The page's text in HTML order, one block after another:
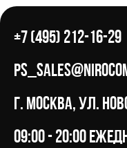
+7 (495) 212-16-29
г. Москва, ул.
09:00 - 20:00